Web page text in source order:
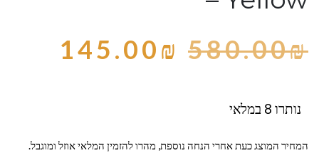
580.00₪
145.00₪
נותרו 8 במלאי
המחיר המוצג כעת אחרי הנחה נוספת, מהרו להזמין המלאי אוזל ומוגבל.